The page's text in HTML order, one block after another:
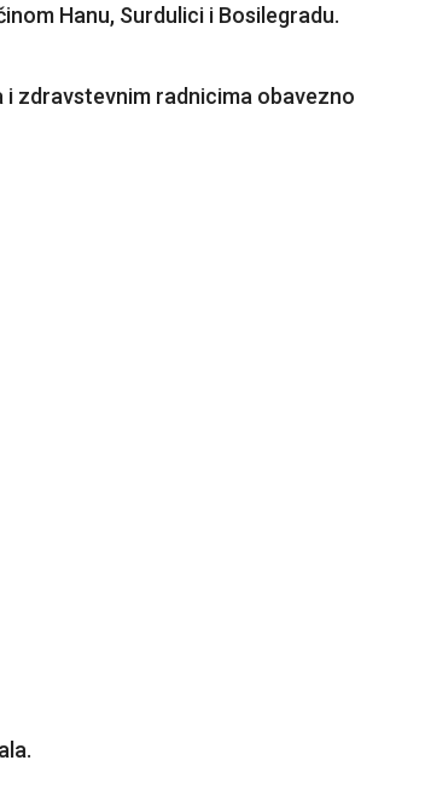
Hanu, Surdulici i Bosilegradu.
i zdravstevnim radnicima obavezno